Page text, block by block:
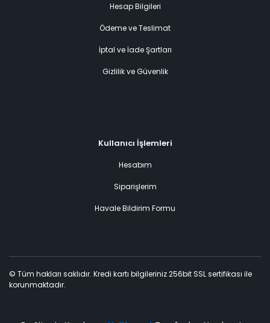
Hesap Bilgileri
Ödeme ve Teslimat
İptal ve İade Şartları
Gizlilik ve Güvenlik
Kullanıcı İşlemleri
Hesabım
Siparişlerim
Havale Bildirim Formu
© Tüm hakları saklıdır. Kredi kartı bilgileriniz 256bit SSL sertifikası ile
korunmaktadır.